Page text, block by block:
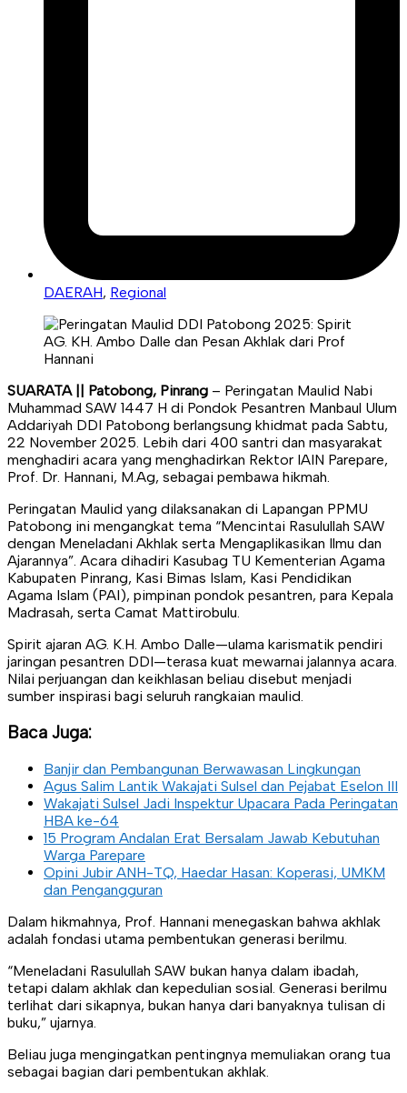
DAERAH, Regional
SUARATA || Patobong, Pinrang – Peringatan Maulid Nabi
Muhammad SAW 1447 H di Pondok Pesantren Manbaul Ulum
Addariyah DDI Patobong berlangsung khidmat pada Sabtu,
22 November 2025. Lebih dari 400 santri dan masyarakat
menghadiri acara yang menghadirkan Rektor IAIN Parepare,
Prof. Dr. Hannani, M.Ag, sebagai pembawa hikmah.
Peringatan Maulid yang dilaksanakan di Lapangan PPMU
Patobong ini mengangkat tema “Mencintai Rasulullah SAW
dengan Meneladani Akhlak serta Mengaplikasikan Ilmu dan
Ajarannya”. Acara dihadiri Kasubag TU Kementerian Agama
Kabupaten Pinrang, Kasi Bimas Islam, Kasi Pendidikan
Agama Islam (PAI), pimpinan pondok pesantren, para Kepala
Madrasah, serta Camat Mattirobulu.
Spirit ajaran AG. K.H. Ambo Dalle—ulama karismatik pendiri
jaringan pesantren DDI—terasa kuat mewarnai jalannya acara.
Nilai perjuangan dan keikhlasan beliau disebut menjadi
sumber inspirasi bagi seluruh rangkaian maulid.
Baca Juga:
Banjir dan Pembangunan Berwawasan Lingkungan
Agus Salim Lantik Wakajati Sulsel dan Pejabat Eselon III
Wakajati Sulsel Jadi Inspektur Upacara Pada Peringatan
HBA ke-64
15 Program Andalan Erat Bersalam Jawab Kebutuhan
Warga Parepare
Opini Jubir ANH-TQ, Haedar Hasan: Koperasi, UMKM
dan Pengangguran
Dalam hikmahnya, Prof. Hannani menegaskan bahwa akhlak
adalah fondasi utama pembentukan generasi berilmu.
“Meneladani Rasulullah SAW bukan hanya dalam ibadah,
tetapi dalam akhlak dan kepedulian sosial. Generasi berilmu
terlihat dari sikapnya, bukan hanya dari banyaknya tulisan di
buku,” ujarnya.
Beliau juga mengingatkan pentingnya memuliakan orang tua
sebagai bagian dari pembentukan akhlak.